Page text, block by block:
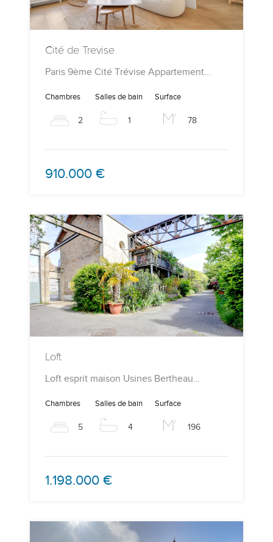
Cité de Trevise
Paris 9ème Cité Trévise Appartement…
Chambres
2
Salles de bain
1
Surface
78
910.000 €
Loft
Loft esprit maison Usines Bertheau…
Chambres
5
Salles de bain
4
Surface
196
1.198.000 €